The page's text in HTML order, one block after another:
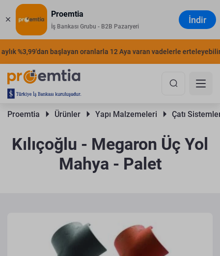
Proemtia
İş Bankası Grubu - B2B Pazaryeri
İndir
%3,99'dan başlayan oranlarla 12 Aya varan vadelerle
Proemtia Ürünler Yapı Malzemeleri Çatı
Kılıçoğlu - Megaron Üç Yol
Mahya - Palet